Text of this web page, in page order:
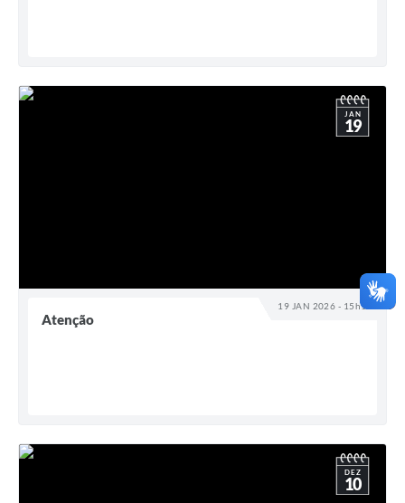
19 JAN 2026 - 15h13
JAN
19
Atenção
DEZ
10